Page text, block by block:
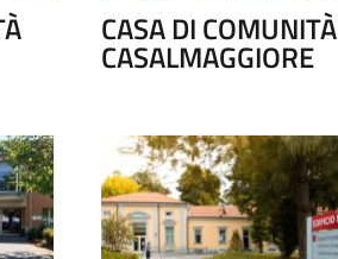
CASA DI COMUNITÀ
CASALMAGGIORE